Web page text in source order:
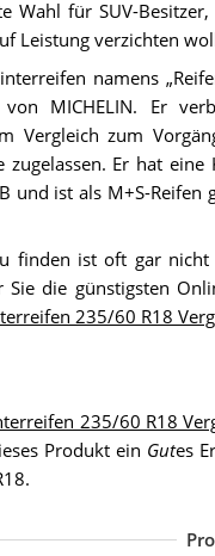
Wahl für SUV-
Leistung verzichten
namens
MICHELIN. Er
Vergleich zum
zugelassen. Er hat
und ist als M+S-
finden ist oft gar
die günstigsten
235/60 R18
235/60 R18
Produkt ein Gutes